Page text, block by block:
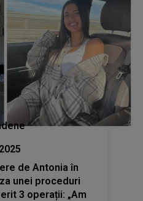
de Antonia în
unei proceduri
3 operații: „Am